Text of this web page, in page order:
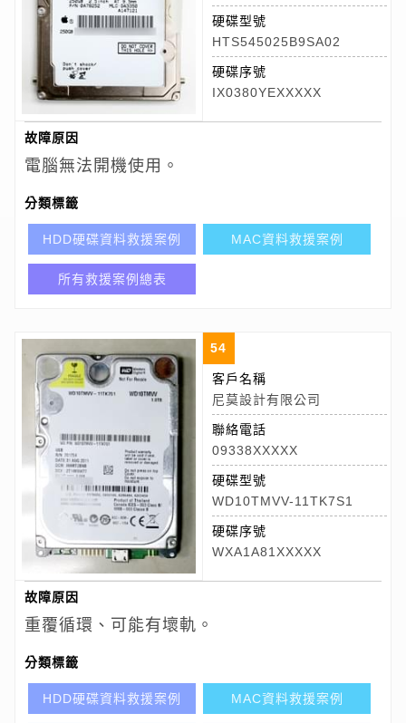
硬碟型號
HTS545025B9SA02
硬碟序號
IX0380YEXXXXX
故障原因
電腦無法開機使用。
分類標籤
HDD硬碟資料救援案例 MAC資料救援案例
所有救援案例總表
54
客戶名稱
尼莫設計有限公司
聯絡電話
09338XXXXX
硬碟型號
WD10TMVV-11TK7S1
硬碟序號
WXA1A81XXXXX
故障原因
重覆循環、可能有壞軌。
分類標籤
HDD硬碟資料救援案例 MAC資料救援案例